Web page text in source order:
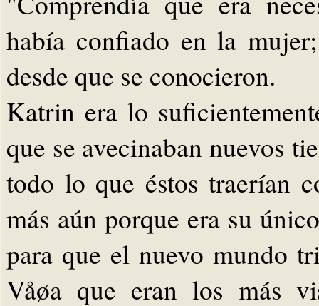
había confiado en la
desde que se conocieron.
Katrin era lo
que se avecinaban nuevos
todo lo que éstos traerían
más aún porque era su
para que el nuevo mundo
Våøa que eran los más